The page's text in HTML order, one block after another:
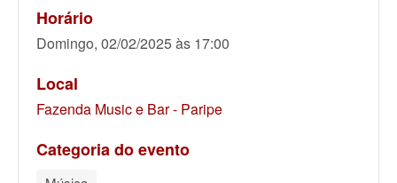
Horário
Domingo, 02/02/2025 às 17:00
Local
Fazenda Music e Bar - Paripe
Categoria do evento